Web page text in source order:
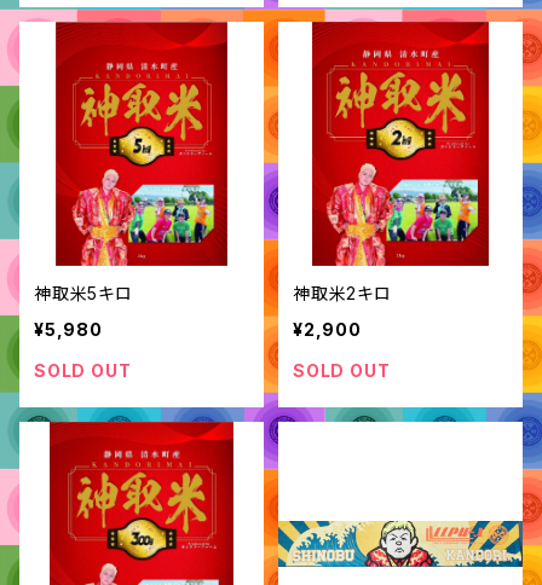
神取米5キロ
¥5,980
SOLD OUT
神取米2キロ
¥2,900
SOLD OUT